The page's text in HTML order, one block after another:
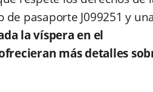
pasaporte J099251 y una
la víspera en el
más detalles